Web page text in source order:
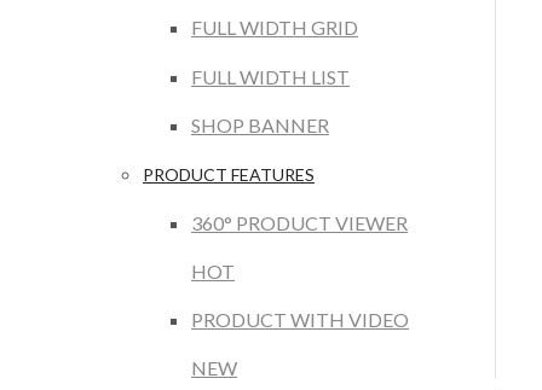
FULL WIDTH GRID
FULL WIDTH LIST
SHOP BANNER
PRODUCT FEATURES
360° PRODUCT VIEWER
HOT
PRODUCT WITH VIDEO
NEW